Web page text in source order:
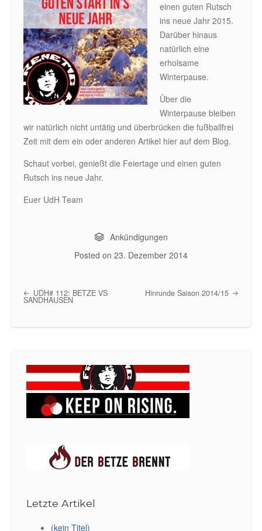
einen guten Rutsch
ins neue Jahr 2015.
Darüber hinaus
natürlich eine
erholsame
Winterpause.
Über die
Winterpause bleiben
wir natürlich nicht untätig und überbrücken die fußballfrei
Zeit mit dem ein oder anderen Artikel hier auf dem Blog.
Schaut vorbei, genießt die Feiertage und einen guten
Rutsch ins neue Jahr.
Euer UdH Team
Ankündigungen
Posted on 23. Dezember 2014
Post navigation
UDH# 112: BETZE VS
SANDHAUSEN
Hinrunde Saison 2014/15
Letzte Artikel
(kein Titel)